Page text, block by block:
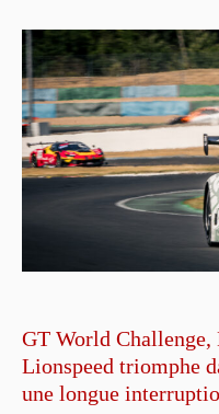
GT World
Lionspeed triomphe
une longue